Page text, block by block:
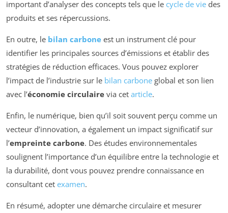
important d’analyser des concepts tels que le cycle de vie des
produits et ses répercussions.
En outre, le bilan carbone est un instrument clé pour
identifier les principales sources d’émissions et établir des
stratégies de réduction efficaces. Vous pouvez explorer
l’impact de l’industrie sur le bilan carbone global et son lien
avec l’économie circulaire via cet article.
Enfin, le numérique, bien qu’il soit souvent perçu comme un
vecteur d’innovation, a également un impact significatif sur
l’empreinte carbone. Des études environnementales
soulignent l’importance d’un équilibre entre la technologie et
la durabilité, dont vous pouvez prendre connaissance en
consultant cet examen.
En résumé, adopter une démarche circulaire et mesurer